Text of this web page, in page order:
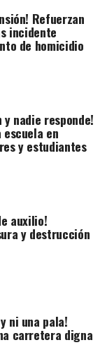
Refuerzan
incidente
de homicidio
nadie responde!
en
y estudiantes
auxilio!
y destrucción
ni una pala!
carretera digna